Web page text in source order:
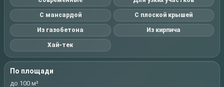
С мансардой С плоской крышей
Из газобетона Из кирпича
Хай-тек
По площади
до 100 м²